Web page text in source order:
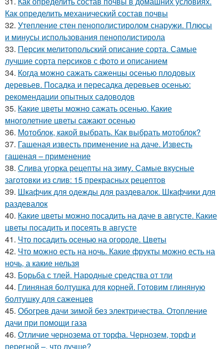
Как определить механический состав почвы
32. Утепление стен пенополистиролом снаружи. Плюсы
и минусы использования пенополистирола
33. Персик мелитопольский описание сорта. Самые
лучшие сорта персиков с фото и описанием
34. Когда можно сажать саженцы осенью плодовых
деревьев. Посадка и пересадка деревьев осенью:
рекомендации опытных садоводов
35. Какие цветы можно сажать осенью. Какие
многолетние цветы сажают осенью
36. Мотоблок, какой выбрать. Как выбрать мотоблок?
37. Гашеная известь применение на даче. Известь
гашеная – применение
38. Слива угорка рецепты на зиму. Самые вкусные
заготовки из слив: 15 прекрасных рецептов
39. Шкафчик для одежды для раздевалок. Шкафчики для
раздевалок
40. Какие цветы можно посадить на даче в августе. Какие
цветы посадить и посеять в августе
41. Что посадить осенью на огороде. Цветы
42. Что можно есть на ночь. Какие фрукты можно есть на
ночь, а какие нельзя
43. Борьба с тлей. Народные средства от тли
44. Глиняная болтушка для корней. Готовим глиняную
болтушку для саженцев
45. Обогрев дачи зимой без электричества. Отопление
дачи при помощи газа
46. Отличие чернозема от торфа. Чернозем, торф и
перегной –, что лучше?